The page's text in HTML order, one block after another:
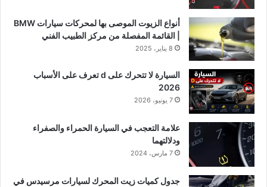
أنواع الزيوت الموصى بها لمحركات سيارات BMW
| القائمة المفصلة من مركز الطبيب الفني
8 يناير، 2025
السيارة لا تتحرك على d تعرف على الأسباب
2026
7 يونيو، 2026
علامة التعجب في السيارة الحمراء والصفراء
ودلالتهما
7 مارس، 2024
جدول كميات زيت المحرك لسيارات مرسيدس في